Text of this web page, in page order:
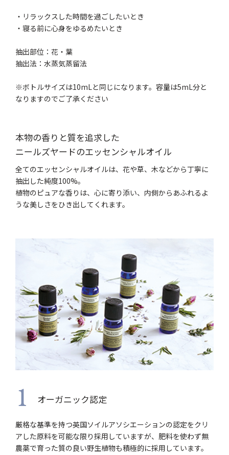
・リラックスした時間を過ごしたいとき
・寝る前に心身をゆるめたいとき
抽出部位：花・葉
抽出法：水蒸気蒸留法
※ボトルサイズは10mLと同じになります。容量は5mL分と
なりますのでご了承ください
本物の香りと質を追求した
ニールズヤードのエッセンシャルオイル
全てのエッセンシャルオイルは、花や草、木などから丁寧に
抽出した純度100%。
植物のピュアな香りは、心に寄り添い、内側からあふれるよ
うな美しさをひき出してくれます。
1 オーガニック認定
厳格な基準を持つ英国ソイルアソシエーションの認定をクリ
アした原料を可能な限り採用していますが、肥料を使わず無
農薬で育った質の良い野生植物も積極的に採用しています。